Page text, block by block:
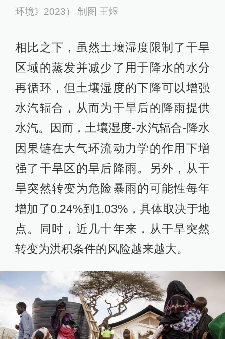
环境》2023） 制图 王煜
相比之下，虽然土壤湿度限制了干旱
区域的蒸发并减少了用于降水的水分
再循环，但土壤湿度的下降可以增强
水汽辐合，从而为干旱后的降雨提供
水汽。因而，土壤湿度-水汽辐合-降水
因果链在大气环流动力学的作用下增
强了干旱区的旱后降雨。另外，从干
旱突然转变为危险暴雨的可能性每年
增加了0.24%到1.03%，具体取决于地
点。同时，近几十年来，从干旱突然
转变为洪积条件的风险越来越大。